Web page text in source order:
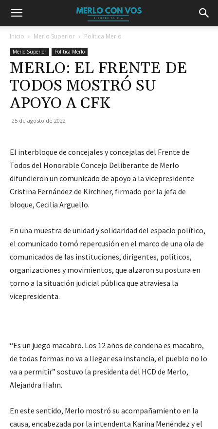
Inicio Merlo Superior Política Merlo
Merlo Superior Política Merlo
MERLO: EL FRENTE DE
TODOS MOSTRÓ SU
APOYO A CFK
25 de agosto de 2022
El interbloque de concejales y concejalas del Frente de
Todos del Honorable Concejo Deliberante de Merlo
difundieron un comunicado de apoyo a la vicepresidente
Cristina Fernández de Kirchner, firmado por la jefa de
bloque, Cecilia Arguello.
En una muestra de unidad y solidaridad del espacio político,
el comunicado tomó repercusión en el marco de una ola de
comunicados de las instituciones, dirigentes, políticos,
organizaciones y movimientos, que alzaron su postura en
torno a la situación judicial pública que atraviesa la
vicepresidenta.
“Es un juego macabro. Los 12 años de condena es macabro,
de todas formas no va a llegar esa instancia, el pueblo no lo
va a permitir” sostuvo la presidenta del HCD de Merlo,
Alejandra Hahn.
En este sentido, Merlo mostró su acompañamiento en la
causa, encabezada por la intendenta Karina Menéndez y el